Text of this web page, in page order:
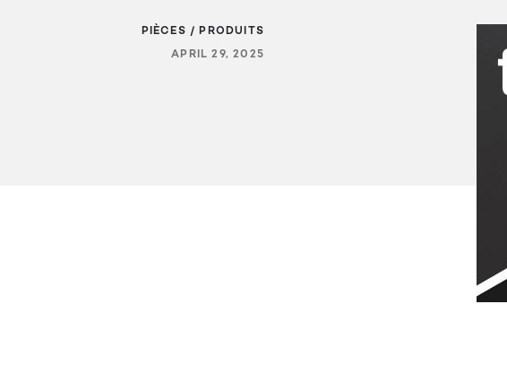
PIÈCES / PRODUITS
APRIL 29, 2025